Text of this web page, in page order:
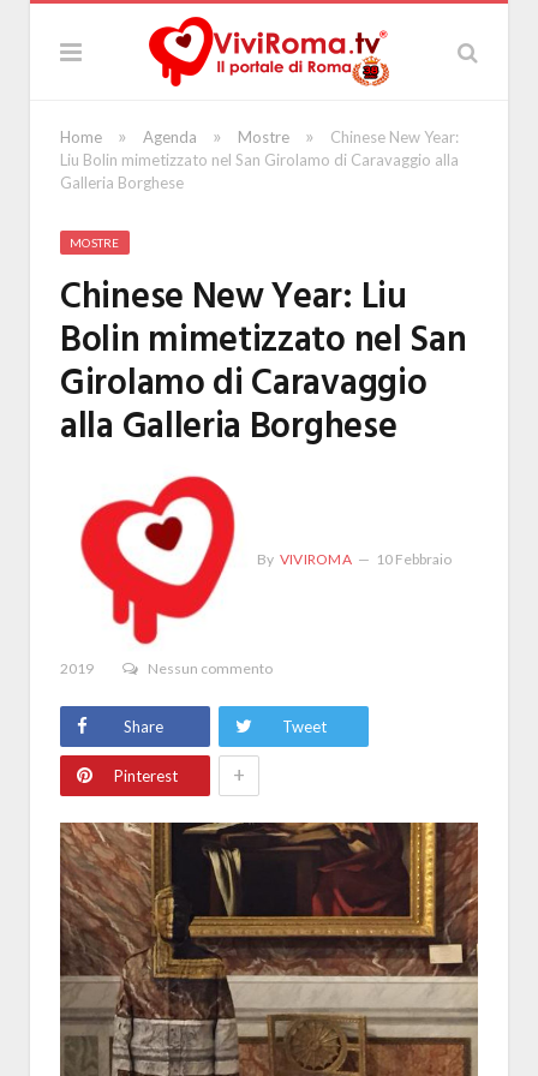
Home » Agenda » Mostre »
Chinese New Year:
Liu Bolin mimetizzato nel San Girolamo di Caravaggio alla
Galleria Borghese
MOSTRE
Chinese New Year: Liu
Bolin mimetizzato nel San
Girolamo di Caravaggio
alla Galleria Borghese
By VIVIROMA 10 Febbraio
2019 Nessun commento
Share Tweet
Pinterest +